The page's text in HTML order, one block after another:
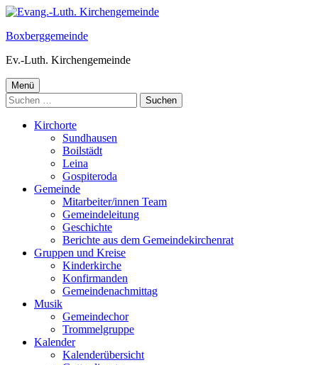
Springe
Inhalt
Boxberggemeinde
Ev.-Luth. Kirchengemeinde
Primäres
Menü
Menü
Suchen
nach:
Kirchorte
Sundhausen
Boilstädt
Leina
Gospiteroda
Gemeinde
Mitarbeiter/innen Team
Gemeindeleitung
Geschichte
Berichte aus dem Gemeindekirchenrat
Gruppen und Kreise
Kinderkirche
Konfirmanden
Gemeindenachmittag
Musik
Gemeindechor
Trommelgruppe
Kalender
Kalenderübersicht